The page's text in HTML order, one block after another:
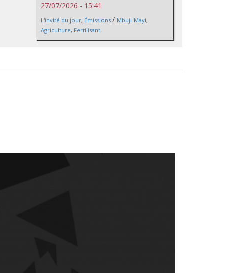
27/07/2026 - 15:41
L'invité du jour, Émissions / Mbuji-Mayi,
Agriculture, Fertilisant